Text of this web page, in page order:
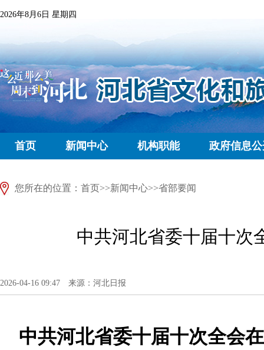
2026年8月6日 星期四
首页 新闻中心 机构职能 政府信息
您所在的位置： 首页>>新闻中心>>省部要闻
中共河北省委十届十次
2026-04-16 09:47 来源：河北日报
中共河北省委十届十次全会